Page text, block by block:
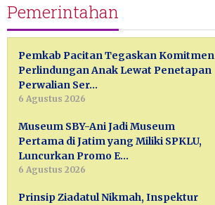
Pemerintahan
Pemkab Pacitan Tegaskan Komitmen
Perlindungan Anak Lewat Penetapan
Perwalian Ser…
6 Agustus 2026
Museum SBY-Ani Jadi Museum
Pertama di Jatim yang Miliki SPKLU,
Luncurkan Promo E…
6 Agustus 2026
Prinsip Ziadatul Nikmah, Inspektur